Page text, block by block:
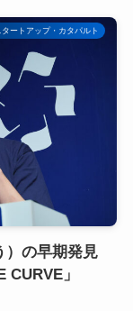
タートアップ・カタパルト
）の早期発見
」